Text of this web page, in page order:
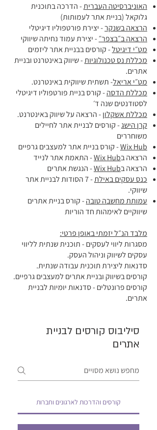
האוניברסיטה העברית- הדרכה בתוכנית
גלוקאל (בניית אתר לעמותות)
הרצאה בשנקר- יצירת פורטפוליו דיגיטלי
הרצאה ב״בצפר״- יצירת עמוד נחיתה שיווקי
מט״י דיגיטל- קורסים בבניית אתר ליזמים
מכללת נס טכנולוגיות- שיווק באינטרנט ובניית
אתרים.
מט״י אריאל- תשתית שיווקית באינטרנט.​
מכללת הדסה- קורס בניית פורטפוליו דיגיטלי
לסטודנטים שנה ד׳
מכללת אשקלון- הרצאה על שיווק באינטרנט.
קרן הישג- קורסים לבניית אתר לחיילים
משוחררים
Wix Hub- קורס בניית אתר למעצבים גרפיים​
הרצאה בWix Hub- התאמת אתר לנייד
הרצאה בWix Hub- הנגשת אתרים
כנס עסקים באילת
- 7 הסודות לבניית אתר
שיווקי.
עמותת מחשבה טובה- קורס בניית אתרים
שיווקיים לאימהות חד הוריות
מלבד הנ״ל יזמתי באופן פרטי:
מסגרות ליווי לעסקים - תוכנית שנתית לליווי
עסקים לשיווק וניהול העסק.
סדנאות ליצירת תוכנית עבודה שנתית.
קורסים בשיווק ובניית אתרים למעצבים גרפיים.
קורסים פרונטלים - סדנאות יומיות לבניית
אתרים.
סיליבוס קורסים לבניית
אתרים
קורסים והדרכות לארגונים וחברות